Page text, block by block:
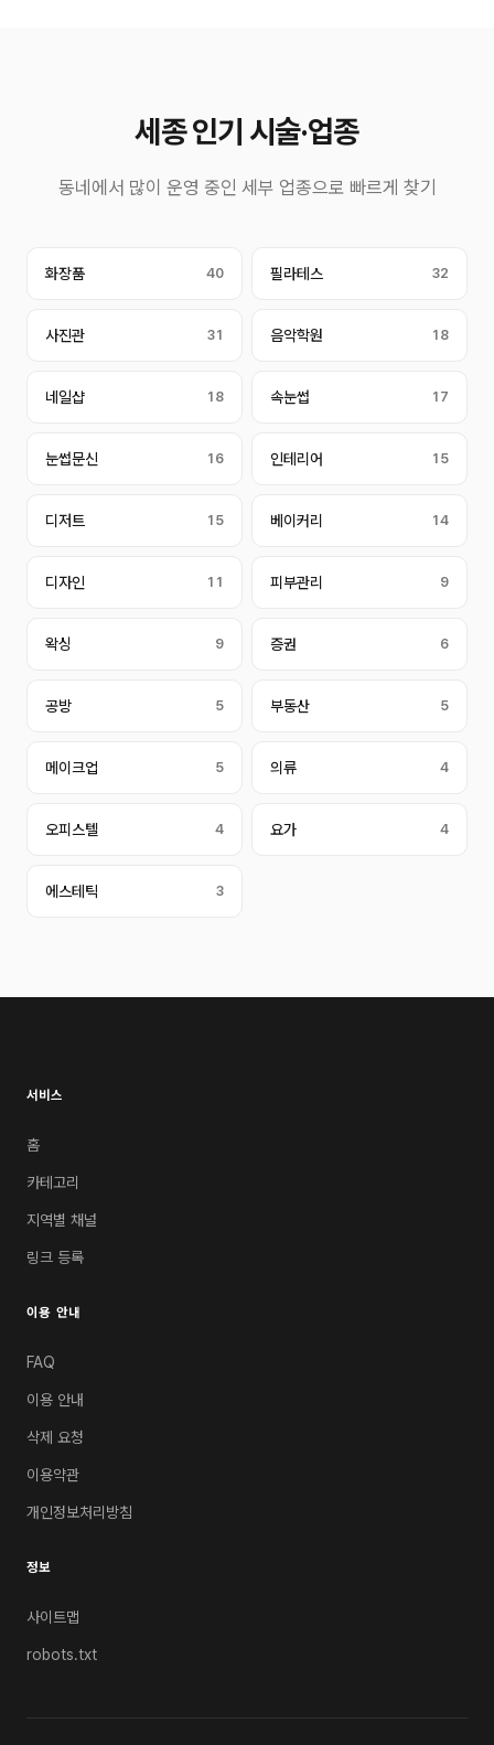
세종 인기 시술·업종
동네에서 많이 운영 중인 세부 업종으로 빠르게 찾기
화장품 40 필라테스 32
사진관 31 음악학원 18
네일샵 18 속눈썹 17
눈썹문신 16 인테리어 15
디저트 15 베이커리 14
디자인 11 피부관리 9
왁싱 9 증권 6
공방 5 부동산 5
메이크업 5 의류 4
오피스텔 4 요가 4
에스테틱 3
서비스
홈
카테고리
지역별 채널
링크 등록
이용 안내
FAQ
이용 안내
삭제 요청
이용약관
개인정보처리방침
정보
사이트맵
robots.txt